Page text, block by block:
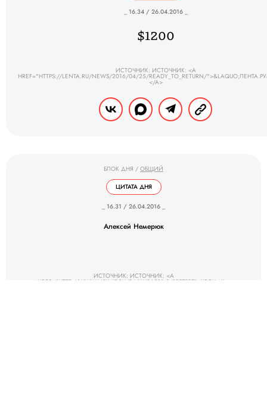
_ 16.34 / 26.04.2016 _
$1200
ИСТОЧНИК: ИСТОЧНИК: <A
HREF="HTTPS://LENTA.RU/NEWS/2016/04/25/READY_TO_RETURN/
</A>
БЛОК ДНЯ / ОБЩИЙ
ЦИТАТА ДНЯ
_ 16.31 / 26.04.2016 _
Алексей Немерюк
ИСТОЧНИК: ИСТОЧНИК: <A
HREF="HTTP://WWW.MSK.KP.RU/DAILY/26521.5/3537897">KP.RU</A>